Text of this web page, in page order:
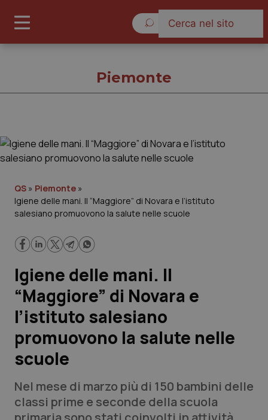
Governo e Parlamento
Regioni e Asl
Lavoro e Professioni
Scienza e Farmaci
Studi e Analisi
Lettere al direttore
Edizioni Regionali
Piemonte
QS » Piemonte »
Igiene delle mani. Il “Maggiore” di Novara e l’istituto
salesiano promuovono la salute nelle scuole
Igiene delle mani. Il
“Maggiore” di Novara e
l’istituto salesiano
promuovono la salute nelle
scuole
Nel mese di marzo più di 150 bambini delle
classi prime e seconde della scuola